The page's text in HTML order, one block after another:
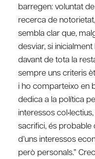
barregen: voluntat
recerca de
sembla clar que,
desviar, si
davant de tota la
sempre uns criteris
i ho comparteixo en
dedica a la política
interessos
sacrifici, és probable
d’uns interessos
però personals.”